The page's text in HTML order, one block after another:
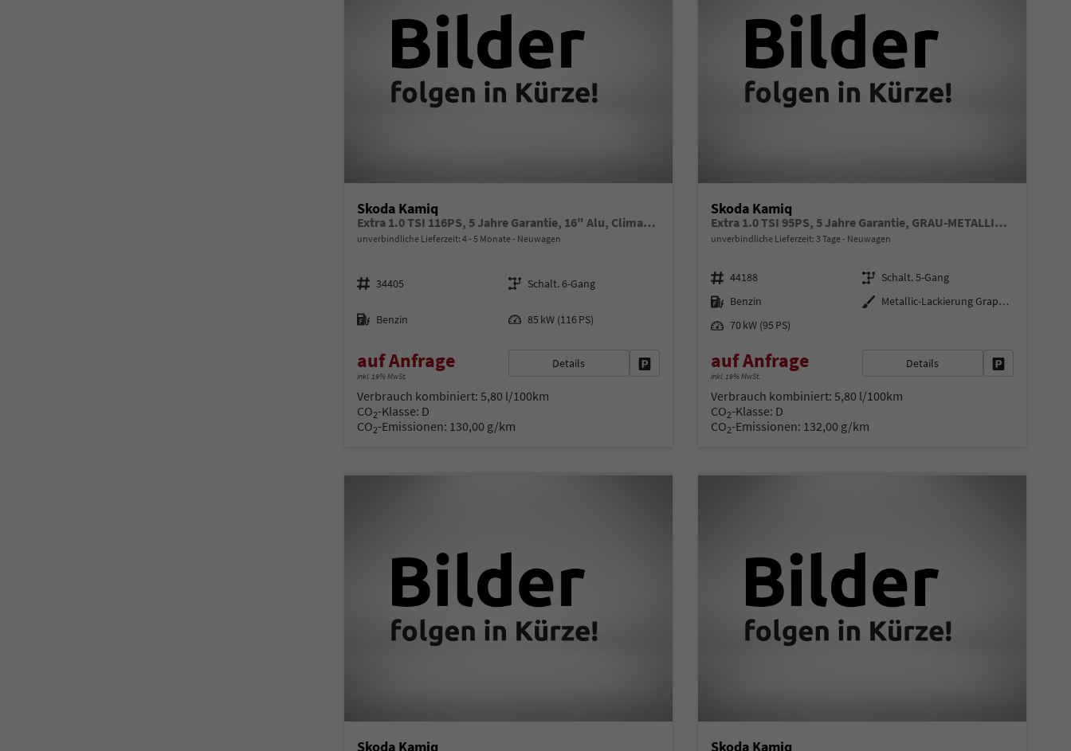
Skoda Kamiq
Extra 1.0 TSI 116PS, 5 Jahre Garantie, 16" Alu, Climatronic, Radio 8" + SmartLink, Parksensoren hinten, Rückfahrkamera, Sitzheizung, SunSet, Tempomat, Armlehne, NSW, LED-Scheinwerfer, Dachreling, Virtual Cockpit, Reserverad, M-Lederlenkrad, Easy Start
unverbindliche Lieferzeit: 4 - 5 Monate Neuwagen
Fahrzeugnr.
34405
Getriebe
Schalt. 6-Gang
Kraftstoff
Benzin 85 kW (116 PS)
auf Anfrage
inkl. 19% MwSt.
Details Fahrzeug parken
Verbrauch kombiniert: 5,80 l/100km
CO2-Klasse: D
CO2-Emissionen: 130,00 g/km
Skoda Kamiq
Extra 1.0 TSI 95PS, 5 Jahre Garantie, GRAU-METALLIC, 16" Alu, Climatronic, Radio 8" + SmartLink, Parksensoren hinten, Rückfahrkamera, Sitzheizung, SunSet, Tempomat, Armlehne, NSW, LED-Scheinwerfer, Dachreling,Virtual Cockpit, Reserverad, M-Lederlenkrad BEHEIZT
unverbindliche Lieferzeit: 3 Tage Neuwagen
Fahrzeugnr. 44188 Getriebe Schalt. 5-Gang
Kraftstoff Benzin Außenfarbe
Metallic-Lackierung Graphit-Grau
Leistung 70 kW (95 PS)
auf Anfrage
inkl. 19% MwSt.
Details
Verbrauch kombiniert: 5,80 l/100km
CO2-Klasse: D
CO2-Emissionen: 132,00 g/km
Skoda Kamiq Skoda Kamiq